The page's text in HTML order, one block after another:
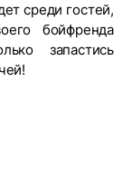
среди гостей,
бойфренда
запастись